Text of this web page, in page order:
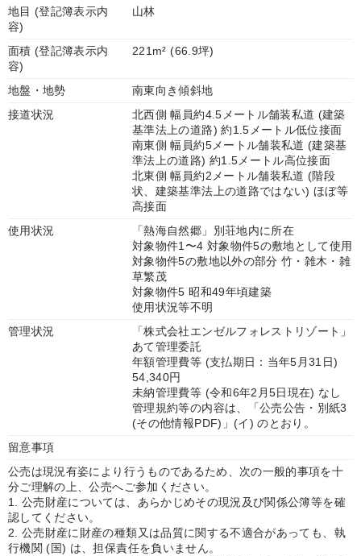
地目 (登記簿表示内
容)
山林
面積 (登記簿表示内
容)
221m² (66.9坪)
地盤・地勢
南東向き傾斜地
接道状況
北西側 幅員約4.5メートル舗装私道 (建築
基準法上の道路) 約1.5メートル低位接面
南東側 幅員約5メートル舗装私道 (建築基
準法上の道路) 約1.5メートル高位接面
北東側 幅員約2メートル舗装私道 (階段
状、建築基準法上の道路ではない) ほぼ等
高接面
使用状況
「熱海自然郷」別荘地内に所在
対象物件1〜4 対象物件5の敷地として使用
対象物件5の敷地以外の部分 竹・雑木・雑
草繁茂
対象物件5 昭和49年頃建築
使用状況等不明
管理状況
「株式会社エンゼルフォレストリゾート」
あて管理委託
年額管理費等 (支払期日：当年5月31日)
54,340円
未納管理費等 (令和6年2月5日現在) なし
管理規約等の内容は、「公売公告・別紙3
(その他情報PDF)」(イ) のとおり。
留意事項
公売は現況有姿により行うものであるため、次の一般的事項を十
分ご理解の上、公売へご参加ください。
1. 公売財産については、あらかじめその現況及び関係公簿等を確
認してください。
2. 公売財産に財産の種類又は品質に関する不適合があっても、執
行機関 (国) は、担保責任を負いません。